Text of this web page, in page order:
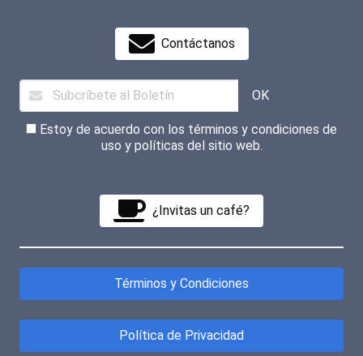
Contáctanos
OK
Estoy de acuerdo con los términos y condiciones de
uso y políticas del sitio web.
¿Invitas un café?
Términos y Condiciones
Política de Privacidad